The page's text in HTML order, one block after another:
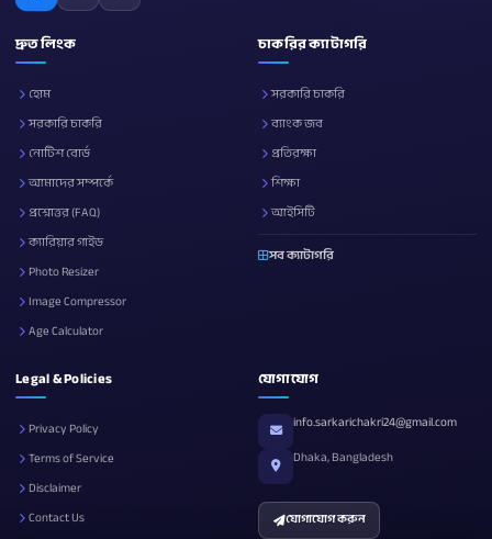
দ্রুত লিংক
হোম
সরকারি চাকরি
নোটিশ বোর্ড
আমাদের সম্পর্কে
প্রশ্নোত্তর (FAQ)
ক্যারিয়ার গাইড
Photo Resizer
Image Compressor
Age Calculator
চাকরির ক্যাটাগরি
সরকারি চাকরি
ব্যাংক জব
প্রতিরক্ষা
শিক্ষা
আইসিটি
সব ক্যাটাগরি
Legal & Policies
Privacy Policy
Terms of Service
Disclaimer
Contact Us
যোগাযোগ
info.sarkarichakri24@gmail.com
Dhaka, Bangladesh
যোগাযোগ করুন